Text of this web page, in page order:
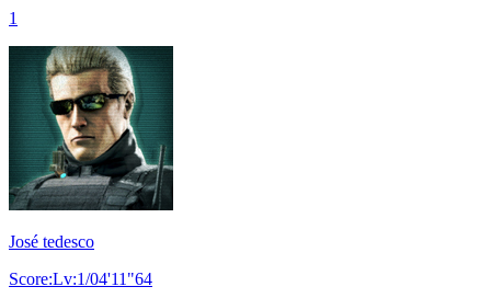
1
José tedesco
Score:Lv:1/04'11"64